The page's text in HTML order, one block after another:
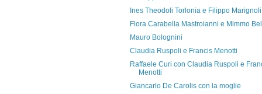
Ines Theodoli Torlonia e Filippo Marignoli
Flora Carabella Mastroianni e Mimmo
Mauro Bolognini
Claudia Ruspoli e Francis Menotti
Raffaele Curi con Claudia Ruspoli e
Menotti
Giancarlo De Carolis con la moglie